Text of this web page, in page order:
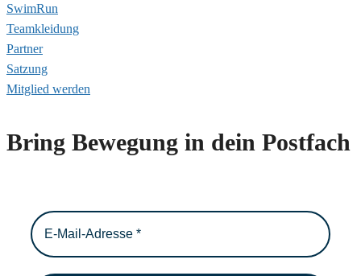
SwimRun
Teamkleidung
Partner
Satzung
Mitglied werden
Bring Bewegung in dein Postfach